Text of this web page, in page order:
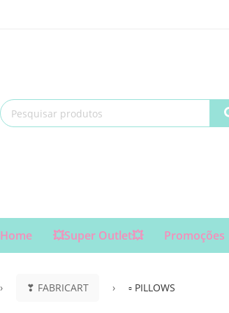
Home 💥Super Outlet💥 Promoções
❣ FABRICART ▫ PILLOWS